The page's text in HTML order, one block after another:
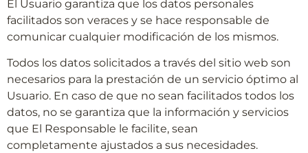
El Usuario garantiza que los datos personales
facilitados son veraces y se hace responsable de
comunicar cualquier modificación de los mismos.
Todos los datos solicitados a través del sitio web son
necesarios para la prestación de un servicio óptimo al
Usuario. En caso de que no sean facilitados todos los
datos, no se garantiza que la información y servicios
que El Responsable le facilite, sean
completamente ajustados a sus necesidades.